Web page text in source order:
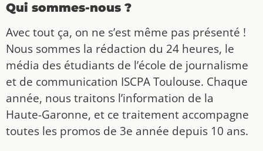
Qui sommes-nous ?
Avec tout ça, on ne s’est même pas présenté !
Nous sommes la rédaction du 24 heures, le
média des étudiants de l’école de journalisme
et de communication ISCPA Toulouse. Chaque
année, nous traitons l’information de la
Haute-Garonne, et ce traitement accompagne
toutes les promos de 3e année depuis 10 ans.